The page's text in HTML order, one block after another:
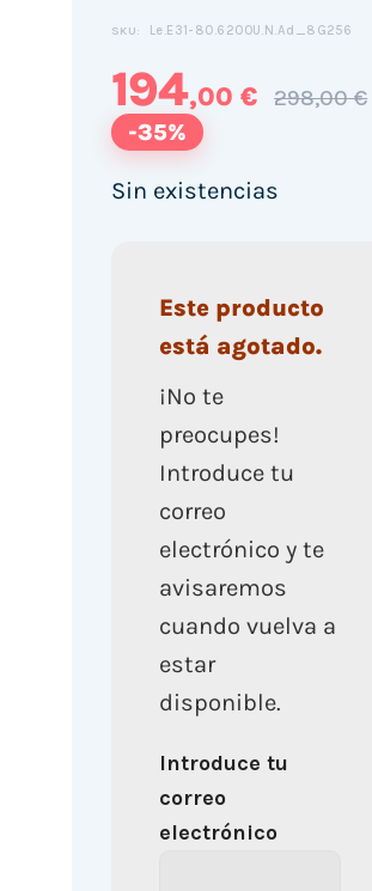
SKU: Le.E31-80.6200U.N.Ad_8G256
194,00 € 298,00 €
-35%
Sin existencias
Este producto
está agotado.
¡No te
preocupes!
Introduce tu
correo
electrónico y te
avisaremos
cuando vuelva a
estar
disponible.
Introduce tu
correo
electrónico